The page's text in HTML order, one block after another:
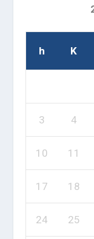
h K
3 4
10 11
17 18
24 25